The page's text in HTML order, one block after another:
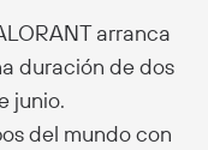
arranca
duración de dos
junio.
del mundo con